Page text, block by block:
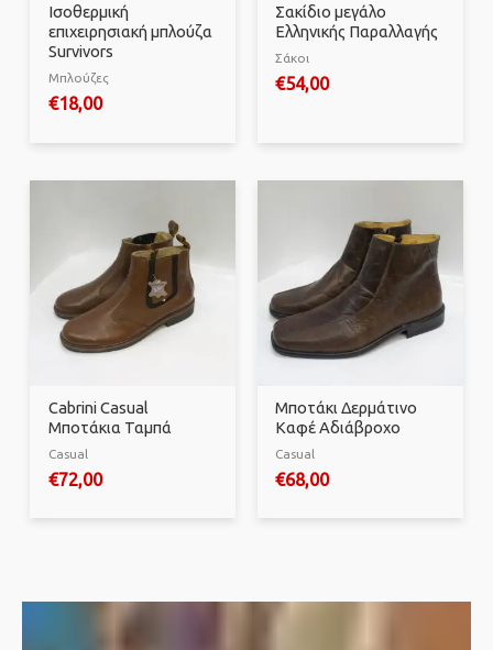
Ισοθερμική
επιχειρησιακή μπλούζα
Survivors
Μπλούζες
€18,00
Σακίδιο μεγάλο
Ελληνικής Παραλλαγής
Σάκοι
€54,00
Cabrini Casual
Μποτάκια Ταμπά
Casual
€72,00
Μποτάκι Δερμάτινο
Καφέ Αδιάβροχο
Casual
€68,00